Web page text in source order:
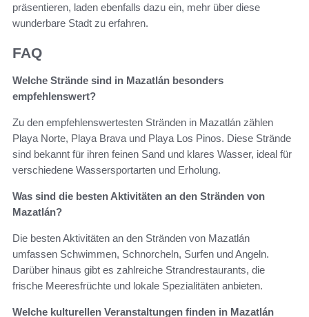
präsentieren, laden ebenfalls dazu ein, mehr über diese
wunderbare Stadt zu erfahren.
FAQ
Welche Strände sind in Mazatlán besonders
empfehlenswert?
Zu den empfehlenswertesten Stränden in Mazatlán zählen
Playa Norte, Playa Brava und Playa Los Pinos. Diese Strände
sind bekannt für ihren feinen Sand und klares Wasser, ideal für
verschiedene Wassersportarten und Erholung.
Was sind die besten Aktivitäten an den Stränden von
Mazatlán?
Die besten Aktivitäten an den Stränden von Mazatlán
umfassen Schwimmen, Schnorcheln, Surfen und Angeln.
Darüber hinaus gibt es zahlreiche Strandrestaurants, die
frische Meeresfrüchte und lokale Spezialitäten anbieten.
Welche kulturellen Veranstaltungen finden in Mazatlán